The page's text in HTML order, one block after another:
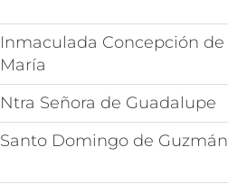
Inmaculada Concepción de
María
Ntra Señora de Guadalupe
Santo Domingo de Guzmán